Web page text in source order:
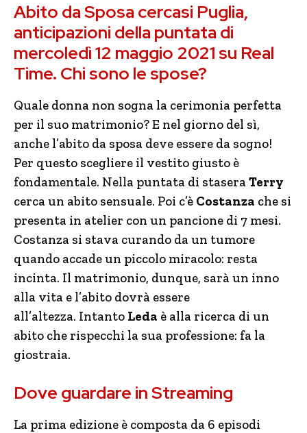
Abito da Sposa cercasi Puglia,
anticipazioni della puntata di
mercoledì 12 maggio 2021 su Real
Time. Chi sono le spose?
Quale donna non sogna la cerimonia perfetta
per il suo matrimonio? E nel giorno del sì,
anche l’abito da sposa deve essere da sogno!
Per questo scegliere il vestito giusto è
fondamentale. Nella puntata di staseraTerry
cerca un abito sensuale. Poi c’è Costanza che si
presenta in atelier con un pancione di 7 mesi.
Costanza si stava curando da un tumore
quando accade un piccolo miracolo: resta
incinta. Il matrimonio, dunque, sarà un inno
alla vita e l’abito dovrà essere
all’altezza. Intanto Leda è alla ricerca di un
abito che rispecchi la sua professione: fa la
giostraia.
Dove guardare in Streaming
La prima edizione è composta da 6 episodi